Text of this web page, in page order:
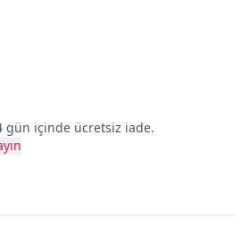
gün içinde ücretsiz iade.